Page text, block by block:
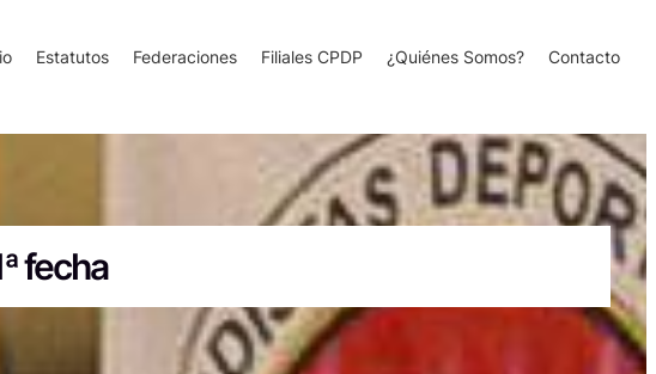
Estatutos Federaciones Filiales CPDP ¿Quiénes Somos? Contacto
fecha